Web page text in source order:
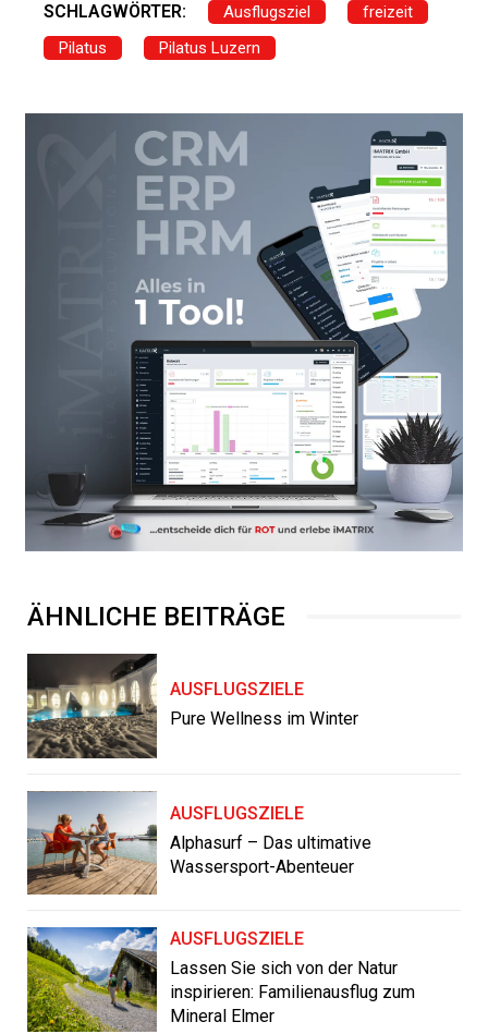
SCHLAGWÖRTER: Ausflugsziel
freizeit
Pilatus
Pilatus Luzern
ÄHNLICHE BEITRÄGE
AUSFLUGSZIELE
Pure Wellness im Winter
AUSFLUGSZIELE
Alphasurf – Das ultimative
Wassersport-Abenteuer
AUSFLUGSZIELE
Lassen Sie sich von der Natur
inspirieren: Familienausflug zum
Mineral Elmer